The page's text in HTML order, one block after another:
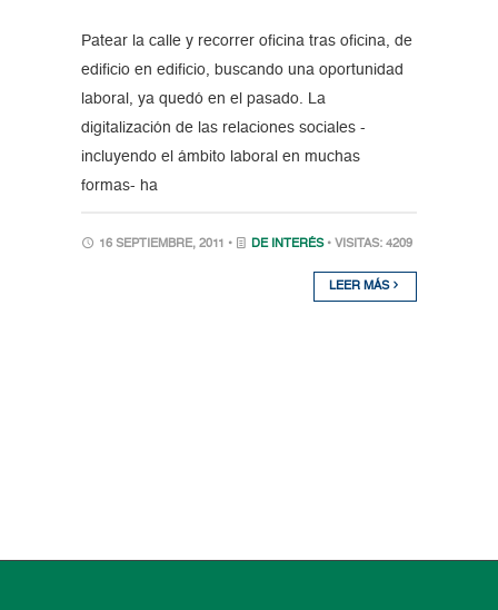
Patear la calle y recorrer oficina tras oficina, de
edificio en edificio, buscando una oportunidad
laboral, ya quedó en el pasado. La
digitalización de las relaciones sociales -
incluyendo el ámbito laboral en muchas
formas- ha
16 SEPTIEMBRE, 2011 • DE INTERÉS • VISITAS: 4209
LEER MÁS